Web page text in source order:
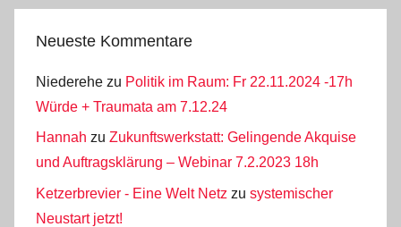
Neueste Kommentare
Niederehe zu Politik im Raum: Fr 22.11.2024 -17h
Würde + Traumata am 7.12.24
Hannah zu Zukunftswerkstatt: Gelingende Akquise
und Auftragsklärung – Webinar 7.2.2023 18h
Ketzerbrevier - Eine Welt Netz zu systemischer
Neustart jetzt!